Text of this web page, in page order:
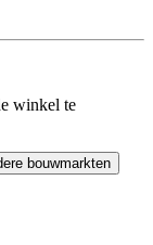
winkel te
bouwmarkten